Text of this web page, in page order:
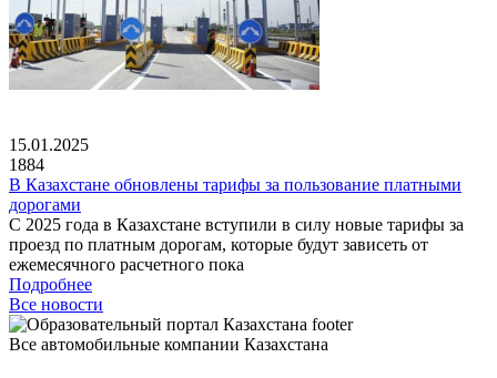
15.01.2025
1884
В Казахстане обновлены тарифы за пользование платными
дорогами
С 2025 года в Казахстане вступили в силу новые тарифы за
проезд по платным дорогам, которые будут зависеть от
ежемесячного расчетного пока
Подробнее
Все новости
Все автомобильные компании Казахстана